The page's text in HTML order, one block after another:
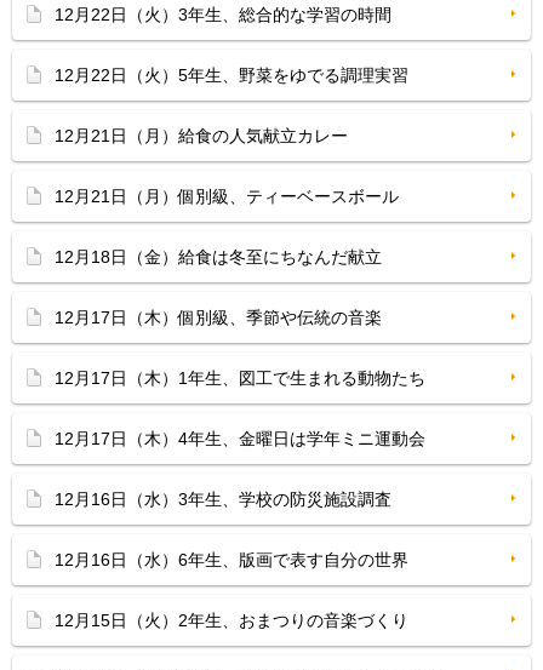
12月22日（火）3年生、総合的な学習の時間
12月22日（火）5年生、野菜をゆでる調理実習
12月21日（月）給食の人気献立カレー
12月21日（月）個別級、ティーベースボール
12月18日（金）給食は冬至にちなんだ献立
12月17日（木）個別級、季節や伝統の音楽
12月17日（木）1年生、図工で生まれる動物たち
12月17日（木）4年生、金曜日は学年ミニ運動会
12月16日（水）3年生、学校の防災施設調査
12月16日（水）6年生、版画で表す自分の世界
12月15日（火）2年生、おまつりの音楽づくり